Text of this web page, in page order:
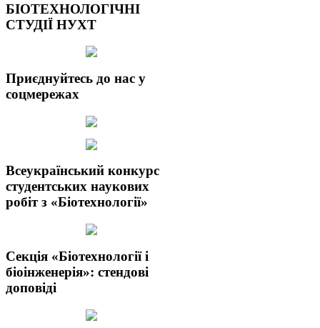
БІОТЕХНОЛОГІЧНІ
СТУДІЇ НУХТ
Приєднуйтесь до нас у
соцмережах
Всеукраїнський конкурс
студентських наукових
робіт з «Біотехнології»
Секція «Біотехнології і
біоінженерія»: стендові
доповіді